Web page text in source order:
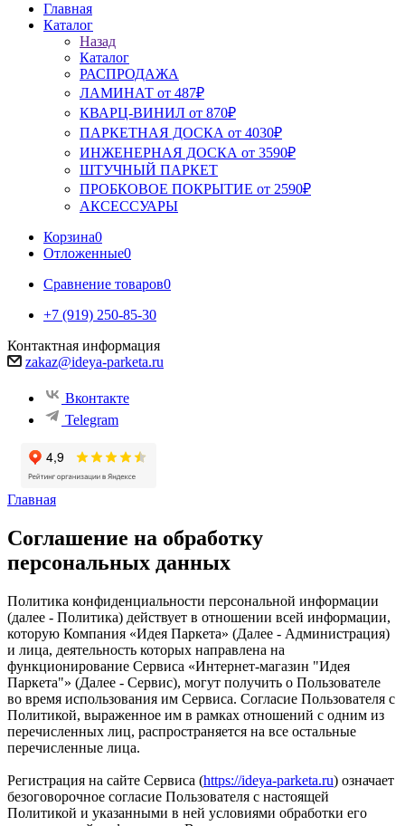
Главная
Каталог
Назад
Каталог
РАСПРОДАЖА
ЛАМИНАТ от 487₽
КВАРЦ-ВИНИЛ от 870₽
ПАРКЕТНАЯ ДОСКА от 4030₽
ИНЖЕНЕРНАЯ ДОСКА от 3590₽
ШТУЧНЫЙ ПАРКЕТ
ПРОБКОВОЕ ПОКРЫТИЕ от 2590₽
АКСЕССУАРЫ
Корзина0
Отложенные0
Сравнение товаров0
+7 (919) 250-85-30
Контактная информация
zakaz@ideya-parketa.ru
Вконтакте
Telegram
Главная
Соглашение на обработку
персональных данных
Политика конфиденциальности персональной информации
(далее - Политика) действует в отношении всей информации,
которую Компания «Идея Паркета» (Далее - Администрация)
и лица, деятельность которых направлена на
функционирование Сервиса «Интернет-магазин "Идея
Паркета"» (Далее - Сервис), могут получить о Пользователе
во время использования им Сервиса. Согласие Пользователя с
Политикой, выраженное им в рамках отношений с одним из
перечисленных лиц, распространяется на все остальные
перечисленные лица.
Регистрация на сайте Сервиса (https://ideya-parketa.ru) означает
безоговорочное согласие Пользователя с настоящей
Политикой и указанными в ней условиями обработки его